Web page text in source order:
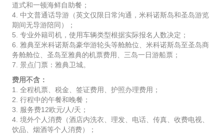
道式和一顿海鲜自助餐；
4. 中文普通话导游（英文仅限日常沟通，米科诺斯岛和圣岛游览
期间无导游陪同）；
5. 专业外籍司机，使用车辆类型根据实际报名人数决定；
6. 雅典至米科诺斯岛豪华游轮头等舱舱位、米科诺斯岛至圣岛商
务舱舱位、圣岛至雅典的机票费用、三岛一日游船票；
7. 景点门票：雅典卫城。
费用不含：
1. 全程机票、税金、签证费用、护照办理费用；
2. 行程中的午餐和晚餐；
3. 服务费12欧元/人/天；
4. 境外个人消费（酒店内洗衣、理发、电话、传真、收费电视、
饮品、烟酒等个人消费）；